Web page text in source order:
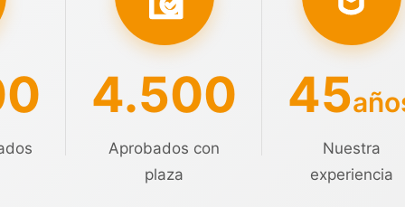
4.500
Aprobados con
plaza
45
Nuestra
experiencia